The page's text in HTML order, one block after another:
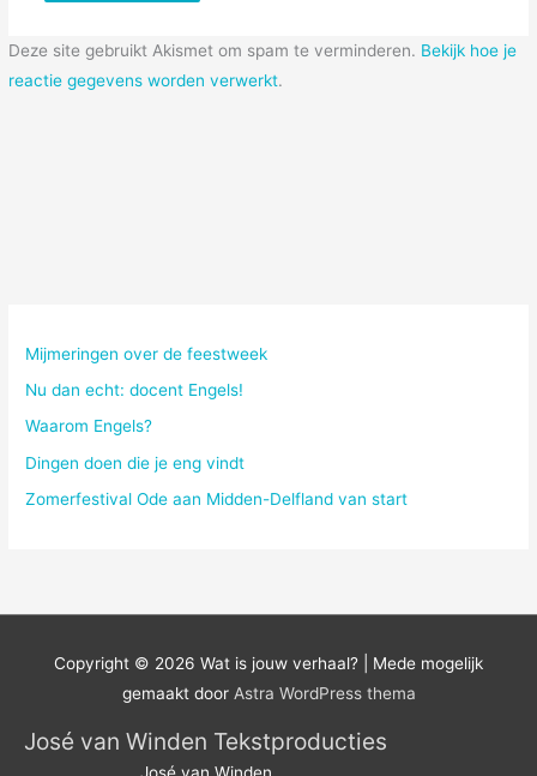
Deze site gebruikt Akismet om spam te verminderen. Bekijk hoe je
reactie gegevens worden verwerkt.
Mijmeringen over de feestweek
Nu dan echt: docent Engels!
Waarom Engels?
Dingen doen die je eng vindt
Zomerfestival Ode aan Midden-Delfland van start
Copyright © 2026 Wat is jouw verhaal? | Mede mogelijk
gemaakt door Astra WordPress thema
José van Winden Tekstproducties